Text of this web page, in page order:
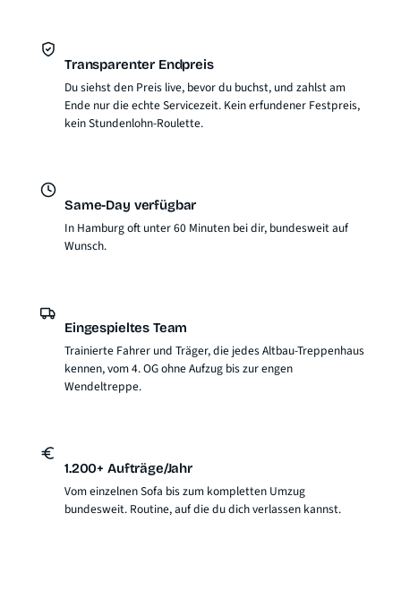
Transparenter Endpreis
Du siehst den Preis live, bevor du buchst, und zahlst am
Ende nur die echte Servicezeit. Kein erfundener Festpreis,
kein Stundenlohn-Roulette.
Same-Day verfügbar
In Hamburg oft unter 60 Minuten bei dir, bundesweit auf
Wunsch.
Eingespieltes Team
Trainierte Fahrer und Träger, die jedes Altbau-Treppenhaus
kennen, vom 4. OG ohne Aufzug bis zur engen
Wendeltreppe.
1.200+ Aufträge/Jahr
Vom einzelnen Sofa bis zum kompletten Umzug
bundesweit. Routine, auf die du dich verlassen kannst.